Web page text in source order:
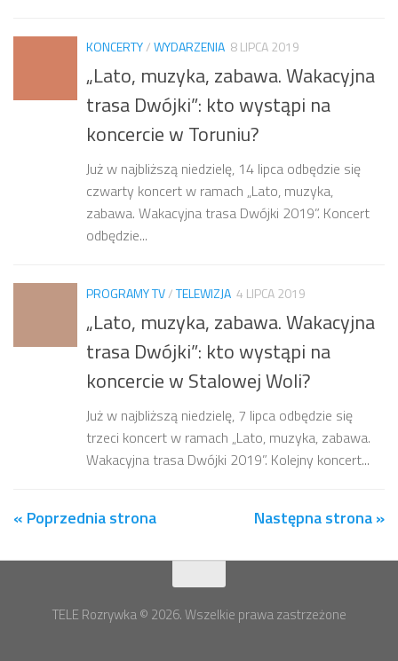
KONCERTY/WYDARZENIA 8 LIPCA 2019
„Lato, muzyka, zabawa. Wakacyjna
trasa Dwójki”: kto wystąpi na
koncercie w Toruniu?
Już w najbliższą niedzielę, 14 lipca odbędzie się
czwarty koncert w ramach „Lato, muzyka,
zabawa. Wakacyjna trasa Dwójki 2019”. Koncert
odbędzie...
PROGRAMY TV/TELEWIZJA 4 LIPCA 2019
„Lato, muzyka, zabawa. Wakacyjna
trasa Dwójki”: kto wystąpi na
koncercie w Stalowej Woli?
Już w najbliższą niedzielę, 7 lipca odbędzie się
trzeci koncert w ramach „Lato, muzyka, zabawa.
Wakacyjna trasa Dwójki 2019”. Kolejny koncert...
« Poprzednia strona Następna strona »
TELE Rozrywka © 2026. Wszelkie prawa zastrzeżone